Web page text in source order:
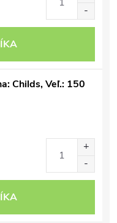
Childs, Veľ.: 150